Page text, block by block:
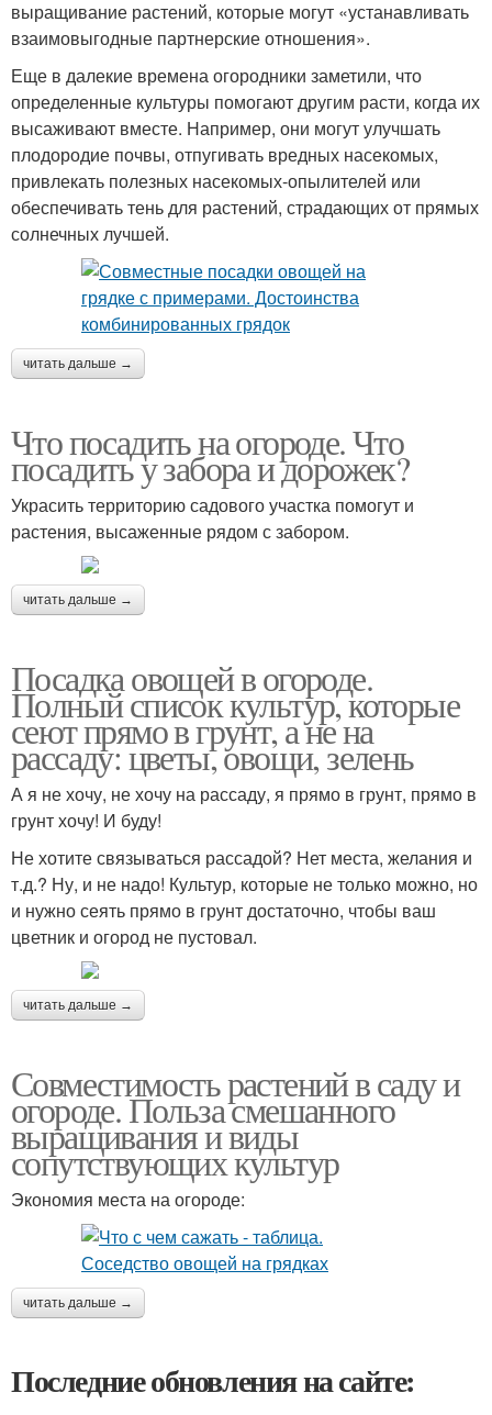
выращивание растений, которые могут «устанавливать
взаимовыгодные партнерские отношения».
Еще в далекие времена огородники заметили, что
определенные культуры помогают другим расти, когда их
высаживают вместе. Например, они могут улучшать
плодородие почвы, отпугивать вредных насекомых,
привлекать полезных насекомых-опылителей или
обеспечивать тень для растений, страдающих от прямых
солнечных лучшей.
читать дальше →
Что посадить на огороде. Что
посадить у забора и дорожек?
Украсить территорию садового участка помогут и
растения, высаженные рядом с забором.
читать дальше →
Посадка овощей в огороде.
Полный список культур, которые
сеют прямо в грунт, а не на
рассаду: цветы, овощи, зелень
А я не хочу, не хочу на рассаду, я прямо в грунт, прямо в
грунт хочу! И буду!
Не хотите связываться рассадой? Нет места, желания и
т.д.? Ну, и не надо! Культур, которые не только можно, но
и нужно сеять прямо в грунт достаточно, чтобы ваш
цветник и огород не пустовал.
читать дальше →
Совместимость растений в саду и
огороде. Польза смешанного
выращивания и виды
сопутствующих культур
Экономия места на огороде:
читать дальше →
Последние обновления на сайте: